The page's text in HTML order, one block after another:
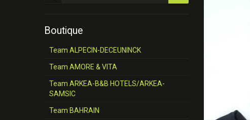
Boutique
Team ALPECIN-DECEUNINCK
Team AMORE & VITA
Team ARKEA-B&B HOTELS/ARKEA-
SAMSIC
Team BAHRAIN